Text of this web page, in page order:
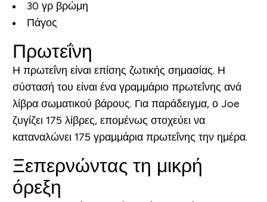
30 γρ βρώμη
Πάγος
Πρωτεΐνη
Η πρωτεΐνη είναι επίσης ζωτικής σημασίας. Η
σύστασή του είναι ένα γραμμάριο πρωτεΐνης ανά
λίβρα σωματικού βάρους. Για παράδειγμα, ο Joe
ζυγίζει 175 λίβρες, επομένως στοχεύει να
καταναλώνει 175 γραμμάρια πρωτεΐνης την ημέρα.
Ξεπερνώντας τη μικρή
όρεξη